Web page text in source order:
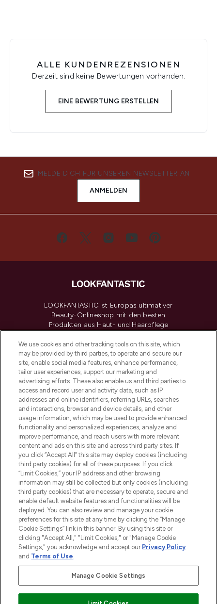
ALLE KUNDENREZENSIONEN
Derzeit sind keine Bewertungen vorhanden.
EINE BEWERTUNG ERSTELLEN
MELDE DICH FÜR UNSEREN NEWSLETTER AN
ANMELDEN
LOOKFANTASTIC ist Europas ultimativer
Beauty-Onlineshop mit den besten
Produkten aus Haut- und Haarpflege
renommierten Marken. Shoppe online
oder über die App mit kostenloser
Lieferung ab einem Einkaufswert von 30€.
Cookie-Einwilligung
Do Not Sell or Share My Personal
Information
HILFE & INFORMATION
IMPRESSUM
ÜBER LOOKFANTASTIC
COVID-19
Pay Securely With
We use cookies and other tracking tools on this site, which
may be provided by third parties, to operate and secure our
site, enable social media features, enhance performance,
tailor user experiences, support our marketing and
advertising efforts. These also enable us and third parties to
access and record user and activity data, such as IP
addresses and online identifiers, referring URLs, searches
and interactions, browser and device details, and other
usage information, which may be used to provide enhanced
functionality and personalized experiences, analyze and
improve performance, and reach users with more relevant
content and ads on this site and across third party sites. If
you click “Accept All” this site may deploy cookies (including
third party cookies) for all of these purposes. If you click
“Limit Cookies,” your IP address and other browsing
information may still be collected but only cookies (including
third party cookies) that are necessary to operate, secure and
enable default website features and functionalities will be
deployed. You can also review and manage your cookie
preferences for this site at any time by clicking the “Manage
Cookie Settings” link in this banner. By using this site or
clicking "Accept All," "Limit Cookies," or "Manage Cookie
Settings," you acknowledge and accept our Privacy Policy
and Terms of Use.
Manage Cookie Settings